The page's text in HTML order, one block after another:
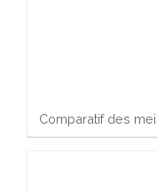
Comparatif des